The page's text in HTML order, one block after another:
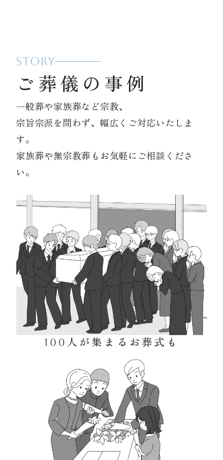
STORY
ご葬儀の事例
一般葬や家族葬など宗教、
宗旨宗派を問わず、幅広くご対応いたしま
す。
家族葬や無宗教葬もお気軽にご相談くださ
い。
100人が集まるお葬式も